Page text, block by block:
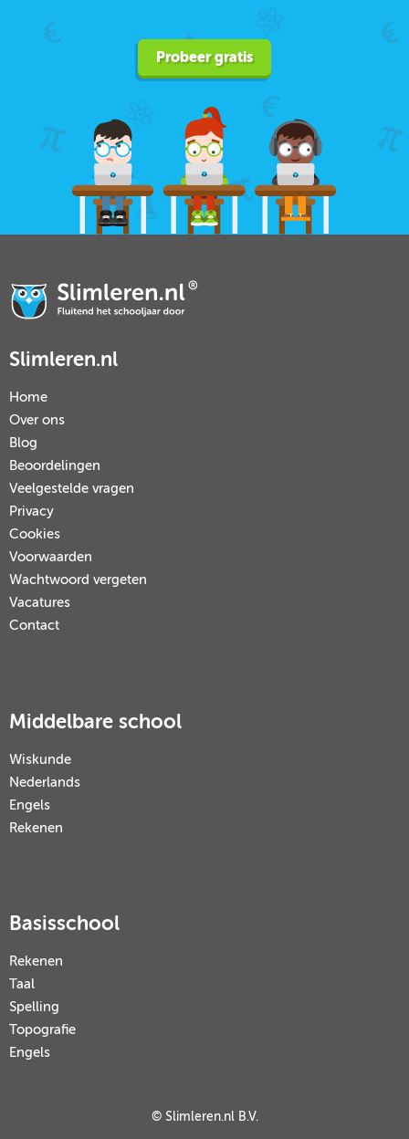
Probeer gratis
Slimleren.nl
Home
Over ons
Blog
Beoordelingen
Veelgestelde vragen
Privacy
Cookies
Voorwaarden
Wachtwoord vergeten
Vacatures
Contact
Middelbare school
Wiskunde
Nederlands
Engels
Rekenen
Basisschool
Rekenen
Taal
Spelling
Topografie
Engels
© Slimleren.nl B.V.